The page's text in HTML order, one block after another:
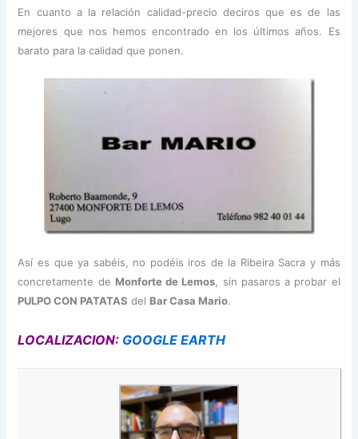
En cuanto a la relación calidad-precio deciros que es de las
mejores que nos hemos encontrado en los últimos años. Es
barato para la calidad que ponen.
Así es que ya sabéis, no podéis iros de la Ribeira Sacra y más
concretamente de Monforte de Lemos, sin pasaros a probar el
PULPO CON PATATAS del Bar Casa Mario.
LOCALIZACION: GOOGLE EARTH